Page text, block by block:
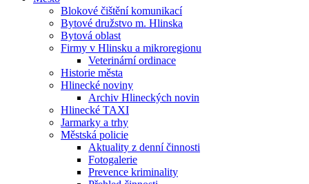
Blokové čištění komunikací
Bytové družstvo m. Hlinska
Bytová oblast
Firmy v Hlinsku a mikroregionu
Veterinární ordinace
Historie města
Hlinecké noviny
Archiv Hlineckých novin
Hlinecké TAXI
Jarmarky a trhy
Městská policie
Aktuality z denní činnosti
Fotogalerie
Prevence kriminality